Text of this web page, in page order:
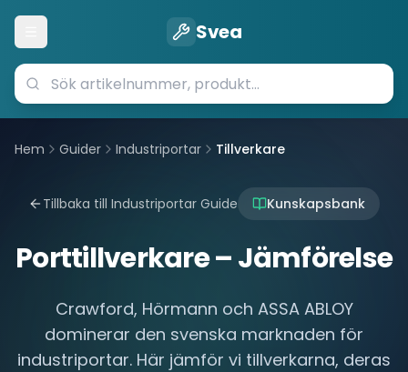
Öppna meny Svea
Hem Guider Industriportar Tillverkare
Tillbaka till Industriportar Guide Kunskapsbank
Porttillverkare – Jämförelse
Crawford, Hörmann och ASSA ABLOY
dominerar den svenska marknaden för
industriportar. Här jämför vi tillverkarna, deras